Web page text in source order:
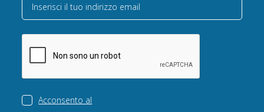
Inserisci il tuo indirizzo email
Acconsento al